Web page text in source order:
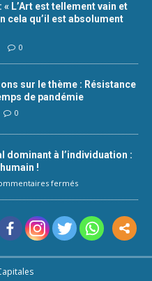
« L’Art est tellement vain et
cela qu’il est absolument
0
sur le thème : Résistance
de pandémie
0
dominant à l’individuation :
!
fermés